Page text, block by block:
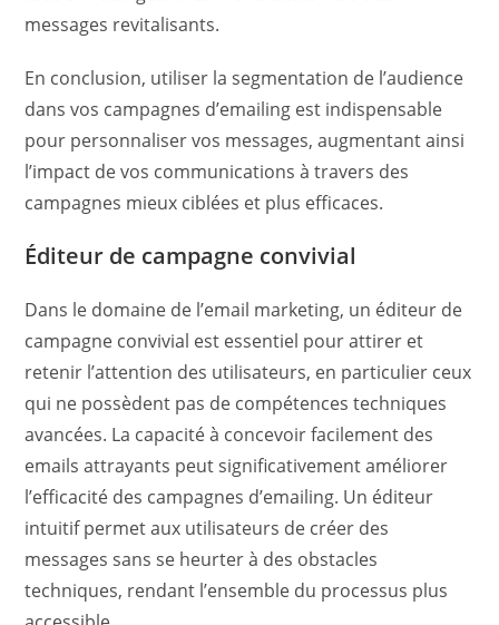
messages revitalisants.
En conclusion, utiliser la segmentation de l’audience
dans vos campagnes d’emailing est indispensable
pour personnaliser vos messages, augmentant ainsi
l’impact de vos communications à travers des
campagnes mieux ciblées et plus efficaces.
Éditeur de campagne convivial
Dans le domaine de l’email marketing, un éditeur de
campagne convivial est essentiel pour attirer et
retenir l’attention des utilisateurs, en particulier ceux
qui ne possèdent pas de compétences techniques
avancées. La capacité à concevoir facilement des
emails attrayants peut significativement améliorer
l’efficacité des campagnes d’emailing. Un éditeur
intuitif permet aux utilisateurs de créer des
messages sans se heurter à des obstacles
techniques, rendant l’ensemble du processus plus